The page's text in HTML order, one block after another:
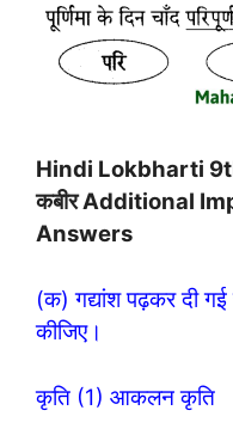
Hindi Lokbharti
कबीर Additional
Answers
(क) गद्यांश पढ़कर दी
कीजिए।
कृति (1) आकलन कृति